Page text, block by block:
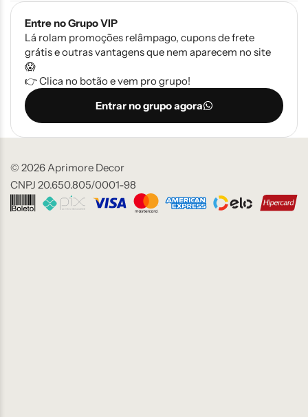
Entre no Grupo VIP
Lá rolam promoções relâmpago, cupons de frete
grátis e outras vantagens que nem aparecem no site
😱
👉 Clica no botão e vem pro grupo!
Entrar no grupo agora
© 2026 Aprimore Decor
CNPJ 20.650.805/0001-98